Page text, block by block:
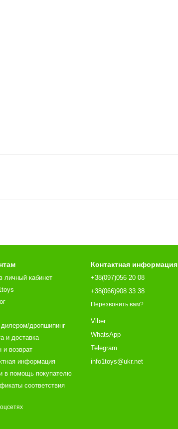
личный кабинет
дилером/дропшипинг
и доставка
и возврат
информация
в помощь покупателю
соответствия
Контактная информация
+38(097)056 20 08
+38(066)908 33 38
Перезвонить вам?
Viber
WhatsApp
Telegram
info1toys@ukr.net